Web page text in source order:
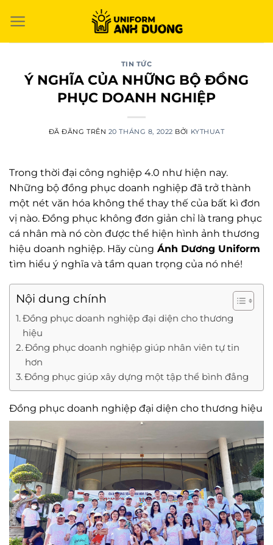
đến
TIN TỨC
Ý NGHĨA CỦA NHỮNG BỘ ĐỒNG
PHỤC DOANH NGHIỆP
ĐÃ ĐĂNG TRÊN 20 THÁNG 8, 2022 BỞI KYTHUAT
Trong thời đại công nghiệp 4.0 như hiện nay.
Những bộ đồng phục doanh nghiệp đã trở thành
một nét văn hóa không thể thay thế của bất kì đơn
vị nào. Đồng phục không đơn giản chỉ là trang phục
cá nhân mà nó còn được thể hiện hình ảnh thương
hiệu doanh nghiệp. Hãy cùng Ánh Dương Uniform
tìm hiểu ý nghĩa và tầm quan trọng của nó nhé!
Nội dung chính
Đồng phục doanh nghiệp đại diện cho thương
hiệu
Đồng phục doanh nghiệp giúp nhân viên tự tin
hơn
Đồng phục giúp xây dựng một tập thể bình đẳng
Đồng phục doanh nghiệp đại diện cho thương hiệu